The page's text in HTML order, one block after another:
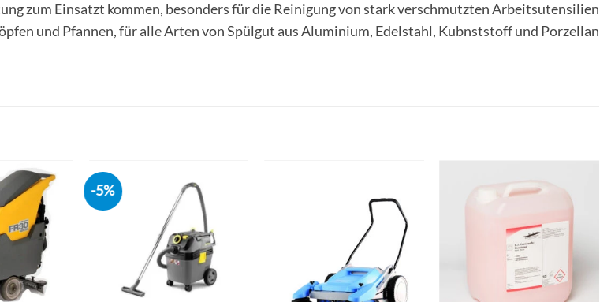
zum Einsatzt kommen, besonders für die Reinigung von stark verschmutzten Arbeitsutensilien
und Pfannen, für alle Arten von Spülgut aus Aluminium, Edelstahl, Kubnststoff und Porzellan
-5%